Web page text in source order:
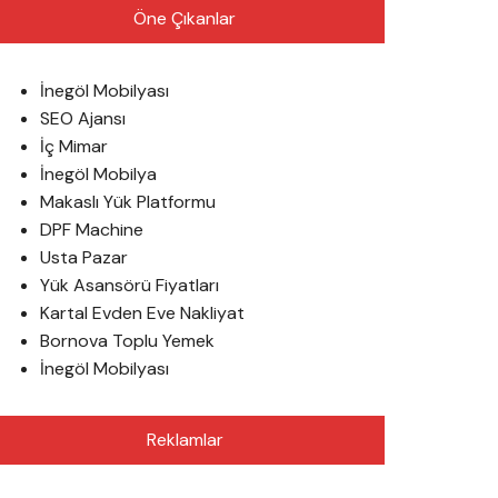
Öne Çıkanlar
İnegöl Mobilyası
SEO Ajansı
İç Mimar
İnegöl Mobilya
Makaslı Yük Platformu
DPF Machine
Usta Pazar
Yük Asansörü Fiyatları
Kartal Evden Eve Nakliyat
Bornova Toplu Yemek
İnegöl Mobilyası
Reklamlar